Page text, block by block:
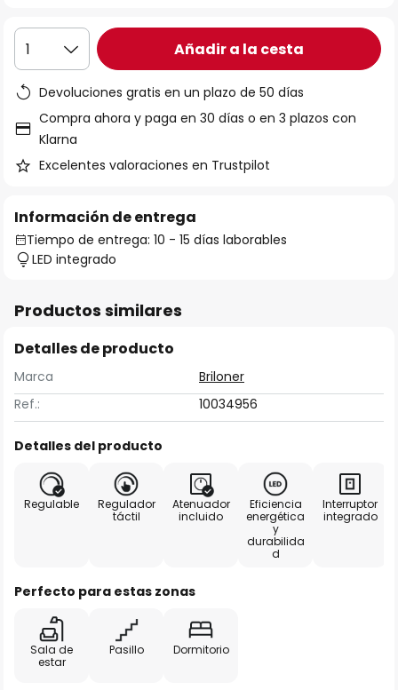
1 Añadir a la cesta
Devoluciones gratis en un plazo de 50 días
Compra ahora y paga en 30 días o en 3 plazos con
Klarna
Excelentes valoraciones en Trustpilot
Información de entrega
Tiempo de entrega: 10 - 15 días laborables
LED integrado
Productos similares
Detalles de producto
Marca
Briloner
Ref.:
10034956
Detalles del producto
Regulable
Regulador
táctil
Atenuador
incluido
Eficiencia
energética
y
durabilida
d
Interruptor
integrado
Perfecto para estas zonas
Sala de
estar
Pasillo Dormitorio